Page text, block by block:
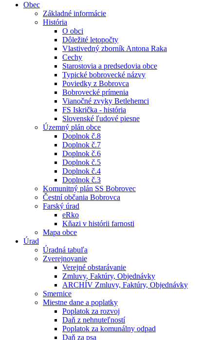
Obec
Základné informácie
História
O obci
Dôležité letopočty
Vlastivedný zborník Antona Raka
Cechy
Starostovia a predsedovia obce
Typické bobrovecké názvy
Poviedky z Bobrovca
Bobrovecké prímenia
Vianočné zvyky Betlehemci
FS Iskrička - história
Slovenské ľudové piesne
Územný plán obce
Doplnok č.8
Doplnok č.7
Doplnok č.6
Doplnok č.5
Doplnok č.4
Doplnok č.3
Komunitný plán SS Bobrovec
Čestní občania Bobrovca
Farský úrad
eRko
Kňazi v histórii farnosti
Mapa obce
Úrad
Úradná tabuľa
Zverejnovanie
Verejné obstarávanie
Zmluvy, Faktúry, Objednávky
ARCHÍV Zmluvy, Faktúry, Objednávky
Smernice
Miestne dane a poplatky
Poplatok za rozvoj
Daň z nehnuteľností
Poplatok za komunálny odpad
Daň za psa